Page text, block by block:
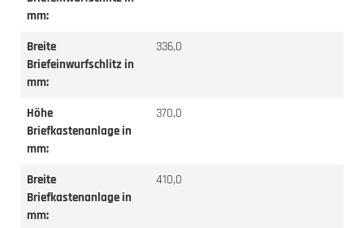
mm:
Breite
Briefeinwurfschlitz in
mm:
336,0
Höhe
Briefkastenanlage in
mm:
370,0
Breite
Briefkastenanlage in
mm:
410,0